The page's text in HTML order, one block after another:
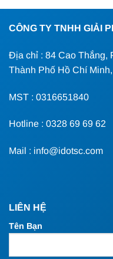
CÔNG TY TNHH GIẢI
Địa chỉ : 84 Cao Thắng,
Thành Phố Hồ Chí
MST : 0316651840
Hotline : 0328 69 69 62
Mail : info@idotsc.com
LIÊN HỆ
Tên Bạn